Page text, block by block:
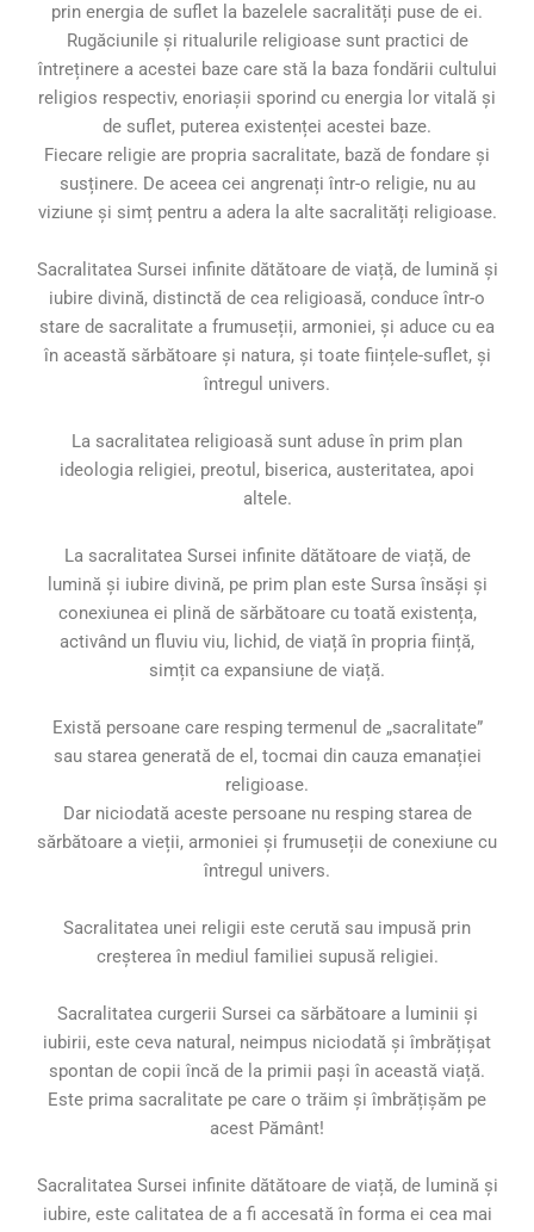
prin energia de suflet la bazelele sacralități puse de ei.
Rugăciunile și ritualurile religioase sunt practici de
întreținere a acestei baze care stă la baza fondării cultului
religios respectiv, enoriașii sporind cu energia lor vitală și
de suflet, puterea existenței acestei baze.
Fiecare religie are propria sacralitate, bază de fondare și
susținere. De aceea cei angrenați într-o religie, nu au
viziune și simț pentru a adera la alte sacralități religioase.
Sacralitatea Sursei infinite dătătoare de viață, de lumină și
iubire divină, distinctă de cea religioasă, conduce într-o
stare de sacralitate a frumuseții, armoniei, și aduce cu ea
în această sărbătoare și natura, și toate ființele-suflet, și
întregul univers.
La sacralitatea religioasă sunt aduse în prim plan
ideologia religiei, preotul, biserica, austeritatea, apoi
altele.
La sacralitatea Sursei infinite dătătoare de viață, de
lumină și iubire divină, pe prim plan este Sursa însăși și
conexiunea ei plină de sărbătoare cu toată existența,
activând un fluviu viu, lichid, de viață în propria ființă,
simțit ca expansiune de viață.
Există persoane care resping termenul de „sacralitate”
sau starea generată de el, tocmai din cauza emanației
religioase.
Dar niciodată aceste persoane nu resping starea de
sărbătoare a vieții, armoniei și frumuseții de conexiune cu
întregul univers.
Sacralitatea unei religii este cerută sau impusă prin
creșterea în mediul familiei supusă religiei.
Sacralitatea curgerii Sursei ca sărbătoare a luminii și
iubirii, este ceva natural, neimpus niciodată și îmbrățișat
spontan de copii încă de la primii pași în această viață.
Este prima sacralitate pe care o trăim și îmbrățișăm pe
acest Pământ!
Sacralitatea Sursei infinite dătătoare de viață, de lumină și
iubire, este calitatea de a fi accesată în forma ei cea mai